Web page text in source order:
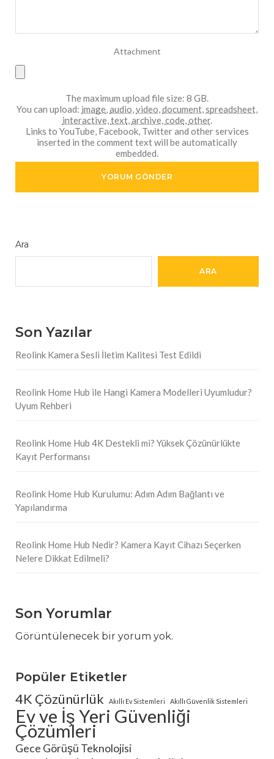
Attachment
The maximum upload file size: 8 GB.
You can upload: image audio video document spreadsheet
interactive, text, archive, code, other.
Links to YouTube, Facebook, Twitter and other services
inserted in the comment text will be automatically
embedded.
Ara
ARA
Son Yazılar
Reolink Kamera Sesli İletim Kalitesi Test Edildi
Reolink Home Hub ile Hangi Kamera Modelleri Uyumludur?
Uyum Rehberi
Reolink Home Hub 4K Destekli mi? Yüksek Çözünürlükte
Kayıt Performansı
Reolink Home Hub Kurulumu: Adım Adım Bağlantı ve
Yapılandırma
Reolink Home Hub Nedir? Kamera Kayıt Cihazı Seçerken
Nelere Dikkat Edilmeli?
Son Yorumlar
Görüntülenecek bir yorum yok.
Popüler Etiketler
4K Çözünürlük Akıllı Ev Sistemleri Akıllı Güvenlik Sistemleri
Ev ve İş Yeri Güvenliği
Çözümleri
Gece Görüşü Teknolojisi